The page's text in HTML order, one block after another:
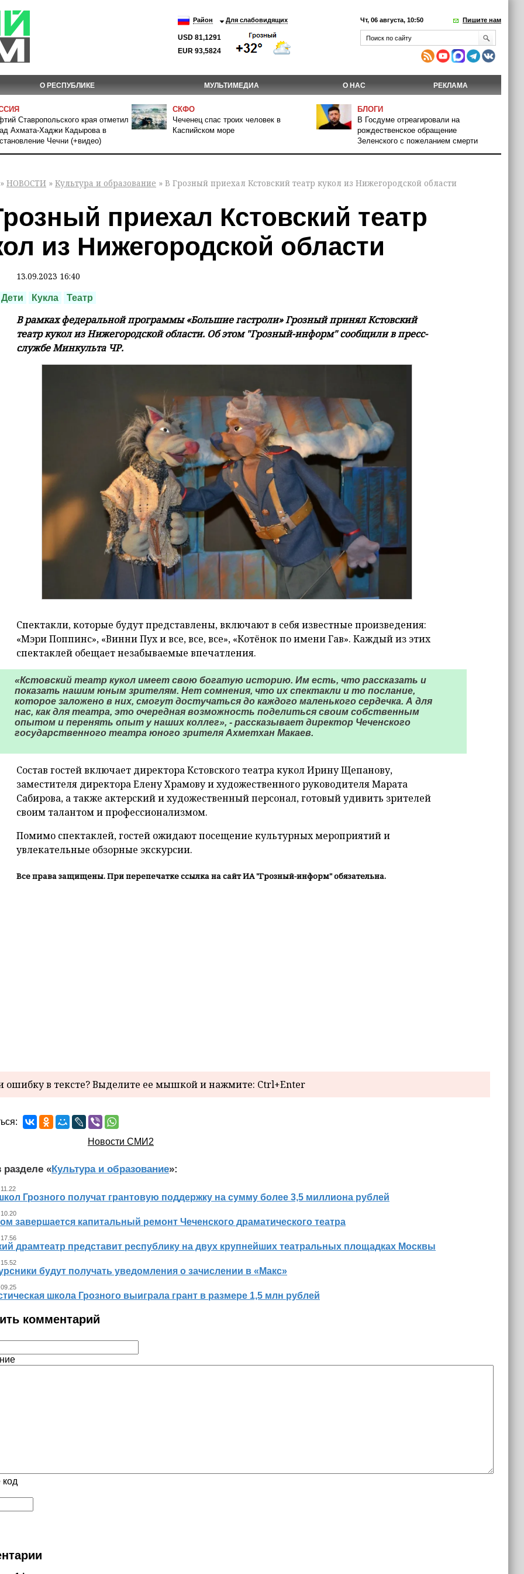
Район Для слабовидящих
USD 81,1291
EUR 93,5824
Чт, 06 августа, 10:50 Пишите нам
О РЕСПУБЛИКЕ МУЛЬТИМЕДИА О НАС РЕКЛАМА
Ставропольского края отметил
Ахмата-Хаджи Кадырова в
Чечни (+видео)
СКФО
Чеченец спас троих человек в
Каспийском море
БЛОГИ
В Госдуме отреагировали на
рождественское обращение
Зеленского с пожеланием смерти
» НОВОСТИ » Культура и образование » В Грозный приехал Кстовский театр кукол из Нижегородской области
приехал Кстовский театр
из Нижегородской области
13.09.2023 16:40
Дети Кукла Театр
В рамках федеральной программы «Большие гастроли» Грозный принял Кстовский
театр кукол из Нижегородской области. Об этом "Грозный-информ" сообщили в пресс-
службе Минкульта ЧР.
Спектакли, которые будут представлены, включают в себя известные произведения:
«Мэри Поппинс», «Винни Пух и все, все, все», «Котёнок по имени Гав». Каждый из этих
спектаклей обещает незабываемые впечатления.
«Кстовский театр кукол имеет свою богатую историю. Им есть, что рассказать и
показать нашим юным зрителям. Нет сомнения, что их спектакли и то послание,
которое заложено в них, смогут достучаться до каждого маленького сердечка. А для
нас, как для театра, это очередная возможность поделиться своим собственным
опытом и перенять опыт у наших коллег», - рассказывает директор Чеченского
государственного театра юного зрителя Ахметхан Макаев.
Состав гостей включает директора Кстовского театра кукол Ирину Щепанову,
заместителя директора Елену Храмову и художественного руководителя Марата
Сабирова, а также актерский и художественный персонал, готовый удивить зрителей
своим талантом и профессионализмом.
Помимо спектаклей, гостей ожидают посещение культурных мероприятий и
увлекательные обзорные экскурсии.
Все права защищены. При перепечатке ссылка на сайт ИА "Грозный-информ" обязательна.
в тексте? Выделите ее мышкой и нажмите: Ctrl+Enter
Новости СМИ2
разделе «Культура и образование»:
Грозного получат грантовую поддержку на сумму более 3,5 миллиона рублей
завершается капитальный ремонт Чеченского драматического театра
драмтеатр представит республику на двух крупнейших театральных площадках Москвы
будут получать уведомления о зачислении в «Макс»
школа Грозного выиграла грант в размере 1,5 млн рублей
комментарий
код